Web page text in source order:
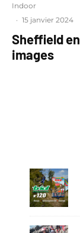
Indoor
· 15 janvier 2024
Sheffield en
images